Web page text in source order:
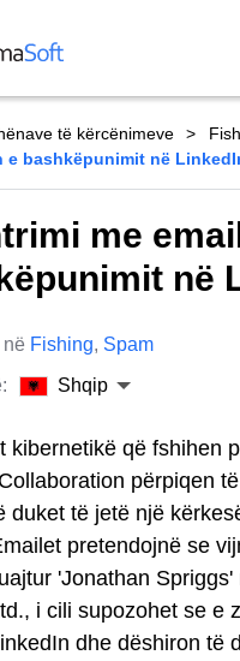
të kërcënimeve
e bashkëpunimit në
me
në
në Fishing, Spam
Shqip
kibernetikë që fshihen
përpiqen
duket të jetë një
pretendojnë se
'Jonathan Spriggs'
i cili supozohet se e
dhe dëshiron të